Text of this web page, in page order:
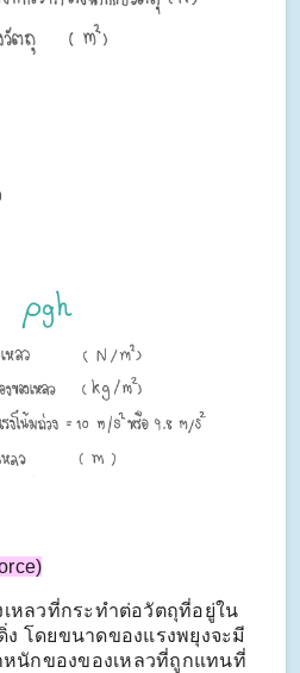
ลวที่กระทำต่อวัตถุที่อยู่ใน
โดยขนาดของแรงพยุงจะมี
นักของของเหลวที่ถูกแทนที่